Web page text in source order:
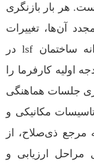
هر بار بازنگری
آن‌ها، تغییرات
پیش‌بینی نشده‌ای در هزینه اخذ پروانه ساختمان lsf در
اولیه کارفرما را
جلسات هماهنگی
مکانیکی و
مرجع ذی‌صلاح، از
مراحل ارزیابی و